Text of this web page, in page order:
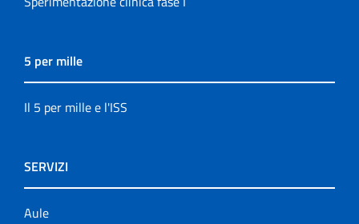
5 per mille
Il 5 per mille e l'ISS
SERVIZI
Aule